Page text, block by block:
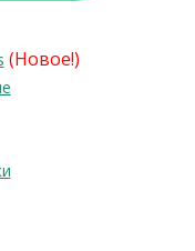
(Новое!)